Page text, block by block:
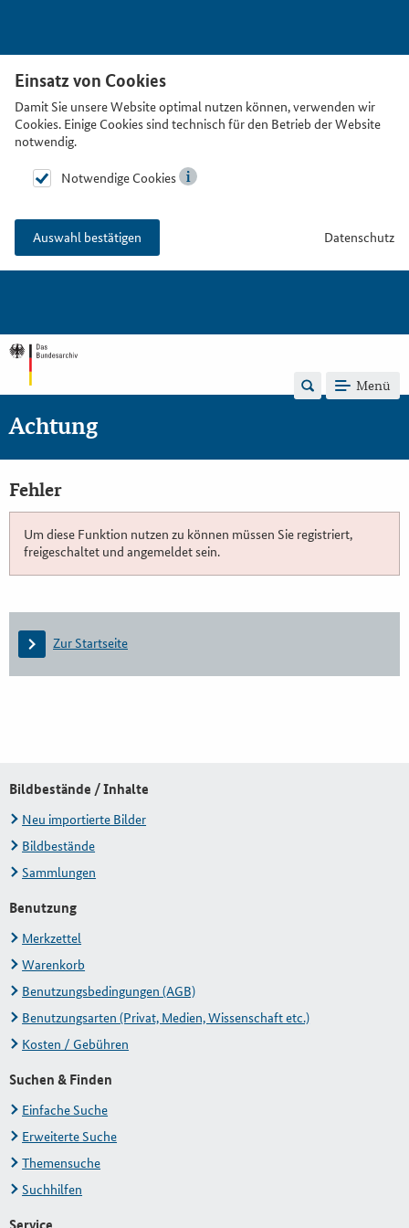
Einsatz von Cookies
Damit Sie unsere Website optimal nutzen können, verwenden wir
Cookies. Einige Cookies sind technisch für den Betrieb der Website
notwendig.
Notwendige Cookies
Auswahl bestätigen Datenschutz
Menü
Achtung
Fehler
Um diese Funktion nutzen zu können müssen Sie registriert,
freigeschaltet und angemeldet sein.
Zur Startseite
Bildbestände / Inhalte
Neu importierte Bilder
Bildbestände
Sammlungen
Benutzung
Merkzettel
Warenkorb
Benutzungsbedingungen (AGB)
Benutzungsarten (Privat, Medien, Wissenschaft etc.)
Kosten / Gebühren
Suchen & Finden
Einfache Suche
Erweiterte Suche
Themensuche
Suchhilfen